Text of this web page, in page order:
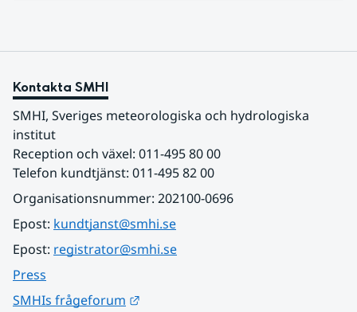
Kontakta SMHI
SMHI, Sveriges meteorologiska och hydrologiska
institut
Reception och växel: 011-495 80 00
Telefon kundtjänst: 011-495 82 00
Organisationsnummer: 202100-0696
Epost: kundtjanst@smhi.se
Epost: registrator@smhi.se
Press
SMHIs frågeforum